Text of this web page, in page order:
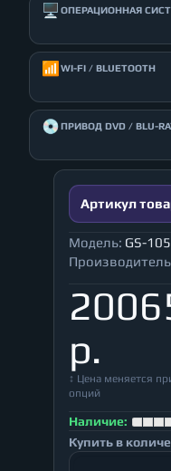
🖥️ ОПЕРАЦИОННАЯ
📶 WI-FI / BLUETOOTH
💿ПРИВОД DVD / BLU-
Артикул
Модель: GS-
р.
↕ Цена меняется
опций
Наличие:
Купить в